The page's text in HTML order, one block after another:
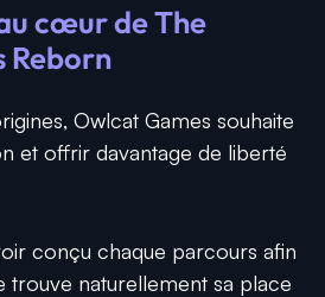
cœur de The
Reborn
Owlcat Games souhaite
et offrir davantage de liberté
conçu chaque parcours afin
trouve naturellement sa place